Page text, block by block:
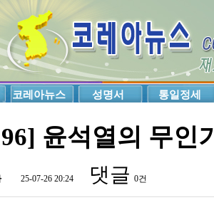
코레아뉴스 성명서 통일정세
윤석열의 무인
25-07-26 20:24 댓글 0건